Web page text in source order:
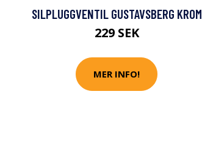
SILPLUGGVENTIL GUSTAVSBERG KROM
229 SEK
MER INFO!